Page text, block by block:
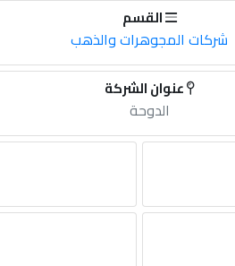
القسم
شركات المجوهرات والذهب
عنوان الشركة
الدوحة